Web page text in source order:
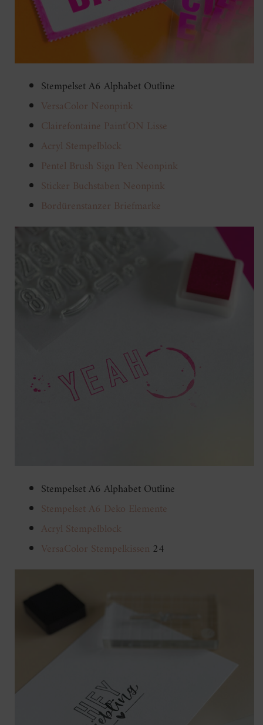
Stempelset A6 Alphabet Outline
VersaColor Neonpink
Clairefontaine Paint’ON Lisse
Acryl Stempelblock
Pentel Brush Sign Pen Neonpink
Sticker Buchstaben Neonpink
Bordürenstanzer Briefmarke
Stempelset A6 Alphabet Outline
Stempelset A6 Deko Elemente
Acryl Stempelblock
VersaColor Stempelkissen 24